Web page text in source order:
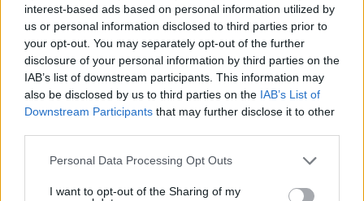
interest-based ads based on personal information utilized by
us or personal information disclosed to third parties prior to
your opt-out. You may separately opt-out of the further
disclosure of your personal information by third parties on the
IAB’s list of downstream participants. This information may
also be disclosed by us to third parties on the IAB’s List of
Downstream Participants that may further disclose it to other
Please note that this website/app uses one or more Google
not limited to your visit or usage behaviour. You may click to
Personal Data Processing Opt Outs
I want to opt-out of the Sharing of my